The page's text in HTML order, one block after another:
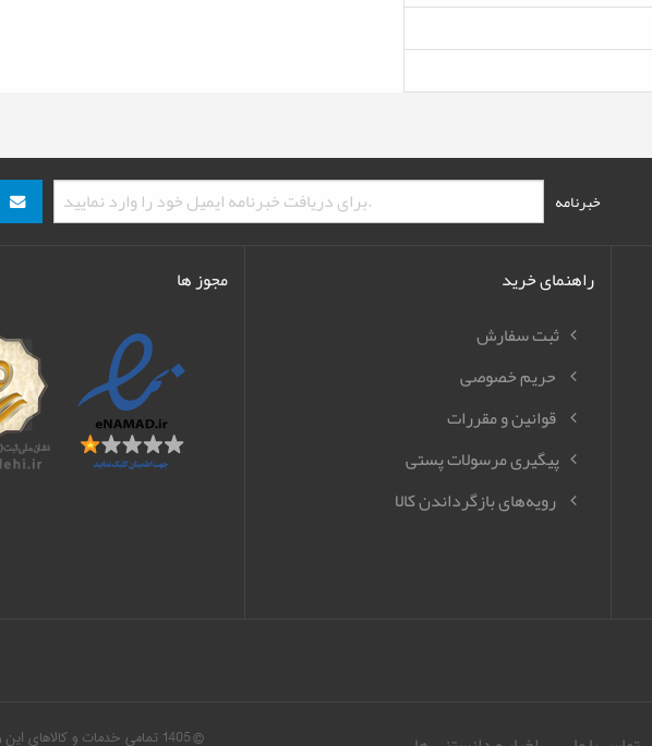
خبرنامه
راهنمای خرید
ثبت سفارش
حریم خصوصی
قوانین و مقررات
پیگیری مرسولات پستی
رویه‌های بازگرداندن کالا
مجوز ها
© 1405 تمامی خدمات و